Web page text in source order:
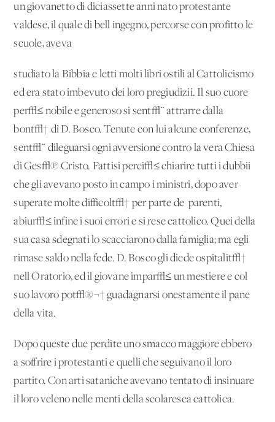
un giovanetto di diciassette anni nato protestante
valdese, il quale di bell'ingegno, percorse con profitto le
scuole, aveva
studiato la Bibbia e letti molti libri ostili al Cattolicismo
ed era stato imbevuto dei loro pregiudizii. Il suo cuore
per√≤ nobile e generoso si sent√¨ attrarre dalla
bont√† di D. Bosco. Tenute con lui alcune conferenze,
sent√¨ dileguarsi ogni avversione contro la vera Chiesa
di Ges√π Cristo. Fattisi perci√≤ chiarire tutti i dubbii
che gli avevano posto in campo i ministri, dopo aver
superate molte difficolt√† per parte de' parenti,
abiur√≤ infine i suoi errori e si rese cattolico. Quei della
sua casa sdegnati lo scacciarono dalla famiglia; ma egli
rimase saldo nella fede. D. Bosco gli diede ospitalit√†
nell'Oratorio, ed il giovane impar√≤ un mestiere e col
suo lavoro pot√®¬† guadagnarsi onestamente il pane
della vita.
Dopo queste due perdite uno smacco maggiore ebbero
a soffrire i protestanti e quelli che seguivano il loro
partito. Con arti sataniche avevano tentato di insinuare
il loro veleno nelle menti della scolaresca cattolica.